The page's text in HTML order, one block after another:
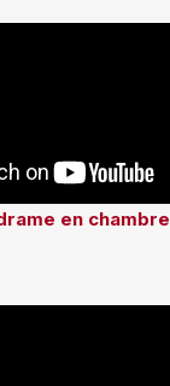
en chambre